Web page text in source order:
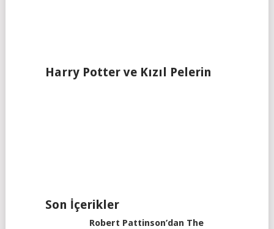
Harry Potter ve Kızıl Pelerin
Son İçerikler
Robert Pattinson’dan The